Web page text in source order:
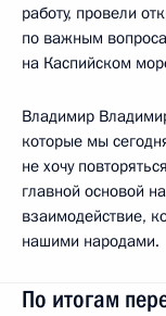
работу, провели
по важным
на Каспийском
Владимир
которые мы
не хочу
главной основой
взаимодействие,
нашими народами.
По итогам